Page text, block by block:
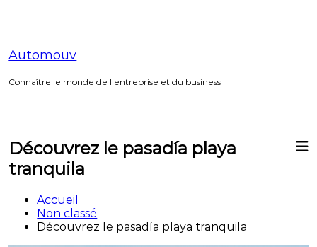
Automouv
Connaître le monde de l'entreprise et du business
Découvrez le pasadía playa
tranquila
Accueil
Non classé
Découvrez le pasadía playa tranquila